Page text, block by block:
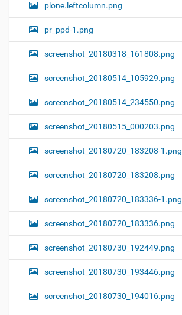
plone.leftcolumn.png
pr_ppd-1.png
screenshot_20180318_161808.png
screenshot_20180514_105929.png
screenshot_20180514_234550.png
screenshot_20180515_000203.png
screenshot_20180720_183208-1.png
screenshot_20180720_183208.png
screenshot_20180720_183336-1.png
screenshot_20180720_183336.png
screenshot_20180730_192449.png
screenshot_20180730_193446.png
screenshot_20180730_194016.png